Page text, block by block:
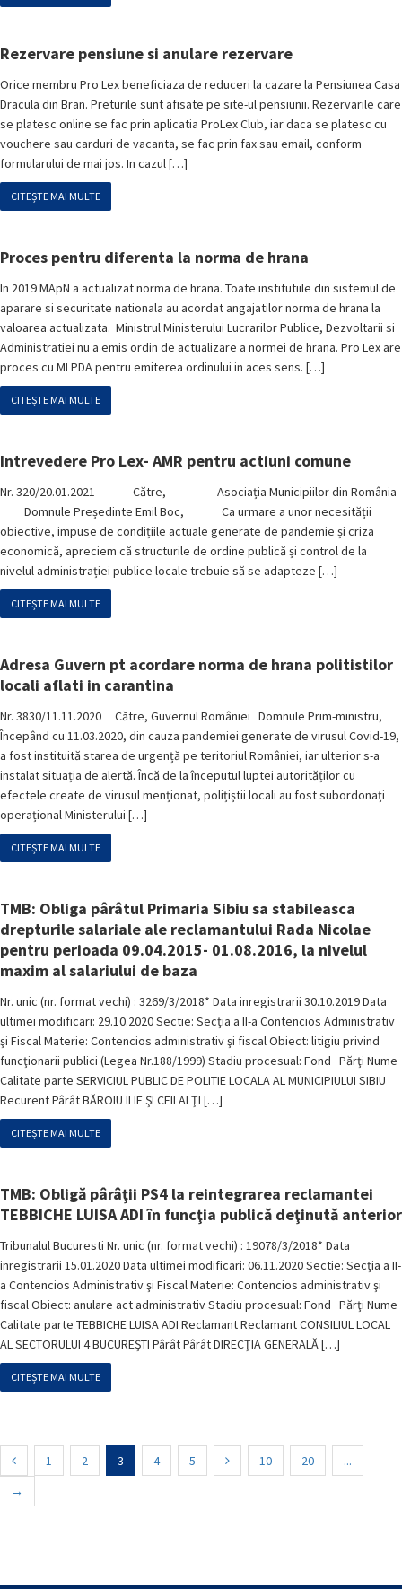
Rezervare pensiune si anulare rezervare
Orice membru Pro Lex beneficiaza de reduceri la cazare la Pensiunea Casa
Dracula din Bran. Preturile sunt afisate pe site-ul pensiunii. Rezervarile care
se platesc online se fac prin aplicatia ProLex Club, iar daca se platesc cu
vouchere sau carduri de vacanta, se fac prin fax sau email, conform
formularului de mai jos. In cazul […]
CITEȘTE MAI MULTE
Proces pentru diferenta la norma de hrana
In 2019 MApN a actualizat norma de hrana. Toate institutiile din sistemul de
aparare si securitate nationala au acordat angajatilor norma de hrana la
valoarea actualizata. Ministrul Ministerului Lucrarilor Publice, Dezvoltarii si
Administratiei nu a emis ordin de actualizare a normei de hrana. Pro Lex are
proces cu MLPDA pentru emiterea ordinului in aces sens. […]
CITEȘTE MAI MULTE
Intrevedere Pro Lex- AMR pentru actiuni comune
Nr. 320/20.01.2021 Către, Asociația Municipiilor din România
Domnule Președinte Emil Boc, Ca urmare a unor necesității
obiective, impuse de condițiile actuale generate de pandemie și criza
economică, apreciem că structurile de ordine publică și control de la
nivelul administrației publice locale trebuie să se adapteze […]
CITEȘTE MAI MULTE
Adresa Guvern pt acordare norma de hrana politistilor
locali aflati in carantina
Nr. 3830/11.11.2020 Către, Guvernul României Domnule Prim-ministru,
Începând cu 11.03.2020, din cauza pandemiei generate de virusul Covid-19,
a fost instituită starea de urgență pe teritoriul României, iar ulterior s-a
instalat situația de alertă. Încă de la începutul luptei autorităților cu
efectele create de virusul menționat, polițiștii locali au fost subordonați
operațional Ministerului […]
CITEȘTE MAI MULTE
TMB: Obliga pârâtul Primaria Sibiu sa stabileasca
drepturile salariale ale reclamantului Rada Nicolae
pentru perioada 09.04.2015- 01.08.2016, la nivelul
maxim al salariului de baza
Nr. unic (nr. format vechi) : 3269/3/2018* Data inregistrarii 30.10.2019 Data
ultimei modificari: 29.10.2020 Sectie: Secţia a II-a Contencios Administrativ
şi Fiscal Materie: Contencios administrativ şi fiscal Obiect: litigiu privind
funcţionarii publici (Legea Nr.188/1999) Stadiu procesual: Fond Părţi Nume
Calitate parte SERVICIUL PUBLIC DE POLITIE LOCALA AL MUNICIPIULUI SIBIU
Recurent Pârât BĂROIU ILIE ŞI CEILALŢI […]
CITEȘTE MAI MULTE
TMB: Obligă pârâţii PS4 la reintegrarea reclamantei
TEBBICHE LUISA ADI în funcţia publică deţinută anterior
Tribunalul Bucuresti Nr. unic (nr. format vechi) : 19078/3/2018* Data
inregistrarii 15.01.2020 Data ultimei modificari: 06.11.2020 Sectie: Secţia a II-
a Contencios Administrativ şi Fiscal Materie: Contencios administrativ şi
fiscal Obiect: anulare act administrativ Stadiu procesual: Fond Părţi Nume
Calitate parte TEBBICHE LUISA ADI Reclamant Reclamant CONSILIUL LOCAL
AL SECTORULUI 4 BUCUREŞTI Pârât Pârât DIRECŢIA GENERALĂ […]
CITEȘTE MAI MULTE
1 2 3 4 5 10 20
...
→